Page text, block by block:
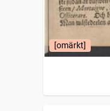
[omärkt]